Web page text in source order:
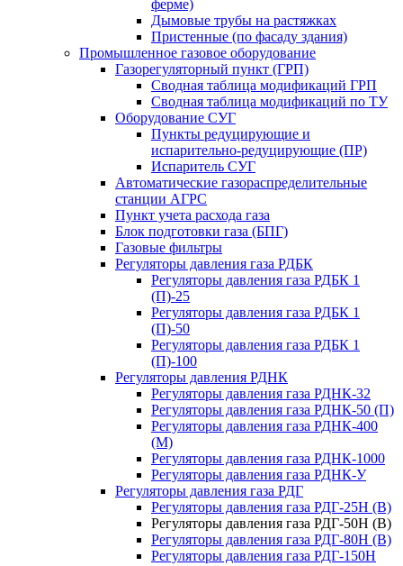
ферме)
Дымовые трубы на растяжках
Пристенные (по фасаду здания)
Промышленное газовое оборудование
Газорегуляторный пункт (ГРП)
Сводная таблица модификаций ГРП
Сводная таблица модификаций по ТУ
Оборудование СУГ
Пункты редуцирующие и
испарительно-редуцирующие (ПР)
Испаритель СУГ
Автоматические газораспределительные
станции АГРС
Пункт учета расхода газа
Блок подготовки газа (БПГ)
Газовые фильтры
Регуляторы давления газа РДБК
Регуляторы давления газа РДБК 1
(П)-25
Регуляторы давления газа РДБК 1
(П)-50
Регуляторы давления газа РДБК 1
(П)-100
Регуляторы давления РДНК
Регуляторы давления газа РДНК-32
Регуляторы давления газа РДНК-50 (П)
Регуляторы давления газа РДНК-400
(М)
Регуляторы давления газа РДНК-1000
Регуляторы давления газа РДНК-У
Регуляторы давления газа РДГ
Регуляторы давления газа РДГ-25Н (В)
Регуляторы давления газа РДГ-50Н (В)
Регуляторы давления газа РДГ-80Н (В)
Регуляторы давления газа РДГ-150Н